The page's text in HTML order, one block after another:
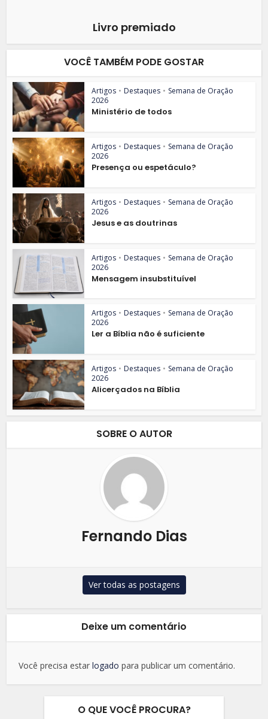
Livro premiado
VOCÊ TAMBÉM PODE GOSTAR
Artigos • Destaques • Semana de Oração
2026
Ministério de todos
Artigos • Destaques • Semana de Oração
2026
Presença ou espetáculo?
Artigos • Destaques • Semana de Oração
2026
Jesus e as doutrinas
Artigos • Destaques • Semana de Oração
2026
Mensagem insubstituível
Artigos • Destaques • Semana de Oração
2026
Ler a Bíblia não é suficiente
Artigos • Destaques • Semana de Oração
2026
Alicerçados na Bíblia
SOBRE O AUTOR
Fernando Dias
Ver todas as postagens
Deixe um comentário
Você precisa estarlogado para publicar um comentário.
O QUE VOCÊ PROCURA?